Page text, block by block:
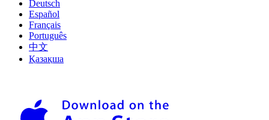
Deutsch
Español
Français
Português
中文
Қазақша